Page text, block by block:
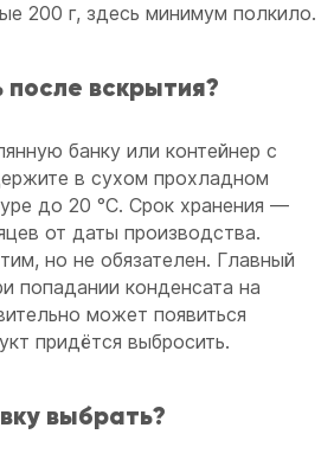
200 г, здесь минимум полкило.
после вскрытия?
банку или контейнер с
в сухом прохладном
до 20 °C. Срок хранения —
от даты производства.
но не обязателен. Главный
попадании конденсата на
может появиться
придётся выбросить.
выбрать?